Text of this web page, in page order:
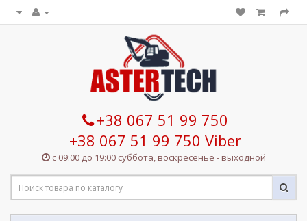
+38 067 51 99 750
+38 067 51 99 750 Viber
с 09:00 до 19:00 суббота, воскресенье - выходной